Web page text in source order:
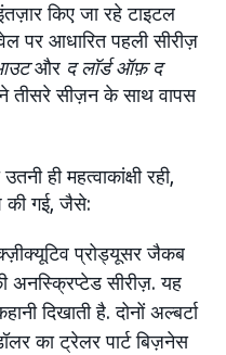
किए जा रहे टाइटल
पर आधारित पहली सीरीज़
और द लॉर्ड ऑफ़ द
तीसरे सीज़न के साथ वापस
ही महत्वाकांक्षी रही,
की गई, जैसे:
प्रोड्यूसर जैकब
अनस्क्रिप्टेड सीरीज़. यह
दिखाती है. दोनों अल्बर्टा
का ट्रेलर पार्ट बिज़नेस